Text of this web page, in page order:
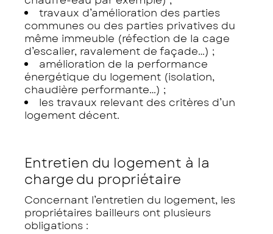
travaux d’amélioration des parties
communes ou des parties privatives du
même immeuble (réfection de la cage
d’escalier, ravalement de façade…) ;
amélioration de la performance
énergétique du logement (isolation,
chaudière performante…) ;
les travaux relevant des critères d’un
logement décent.
Entretien du logement à la
charge du propriétaire
Concernant l’entretien du logement, les
propriétaires bailleurs ont plusieurs
obligations :